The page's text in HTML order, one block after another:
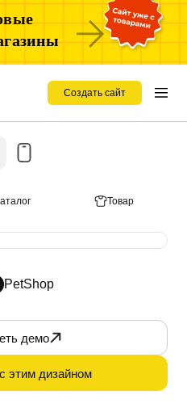
Создать сайт
Товар
PetShop
демо
этим дизайном